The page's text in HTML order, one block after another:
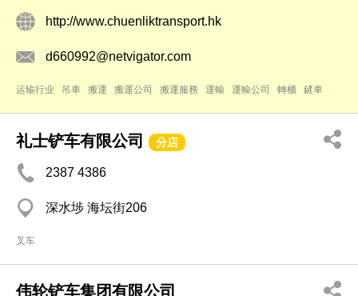
http://www.chuenliktransport.hk
d660992@netvigator.com
运输行业 吊車 搬運 搬運公司 搬運服務 運輸 運輸公司 轉櫃 鏟車
礼士铲车有限公司 分店
2387 4386
深水埗 海坛街206
叉车
伟轮铲车集团有限公司